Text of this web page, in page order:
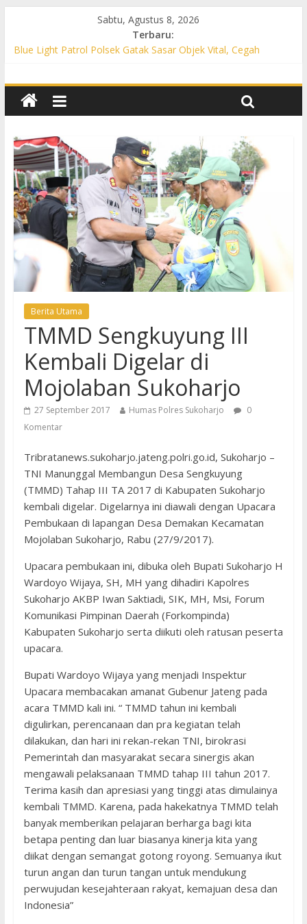
Sabtu, Agustus 8, 2026
Terbaru:
Blue Light Patrol Polsek Gatak Sasar Objek Vital, Cegah
Permukiman, Antisipasi 3C dan Gangguan Kamtibmas
Patroli KRYD Polsek Baki Sisir Titik Rawan, Cegah 3C hingga
Patroli Blue Light Polsek Nguter Sasar Perbankan hingga
Permukiman, Antisipasi 3C dan Gangguan Kamtibmas
Blue Light Patrol Polsek Tawangsari Sisir Belasan Desa, Cegah
Kejahatan 3C dan Gangguan Kamtibmas
Berita Utama
TMMD Sengkuyung III
Kembali Digelar di
Mojolaban Sukoharjo
27 September 2017 Humas Polres Sukoharjo
0
Komentar
Tribratanews.sukoharjo.jateng.polri.go.id, Sukoharjo –
TNI Manunggal Membangun Desa Sengkuyung
(TMMD) Tahap III TA 2017 di Kabupaten Sukoharjo
kembali digelar. Digelarnya ini diawali dengan Upacara
Pembukaan di lapangan Desa Demakan Kecamatan
Mojolaban Sukoharjo, Rabu (27/9/2017).
Upacara pembukaan ini, dibuka oleh Bupati Sukoharjo H
Wardoyo Wijaya, SH, MH yang dihadiri Kapolres
Sukoharjo AKBP Iwan Saktiadi, SIK, MH, Msi, Forum
Komunikasi Pimpinan Daerah (Forkompinda)
Kabupaten Sukoharjo serta diikuti oleh ratusan peserta
upacara.
Bupati Wardoyo Wijaya yang menjadi Inspektur
Upacara membacakan amanat Gubenur Jateng pada
acara TMMD kali ini. “ TMMD tahun ini kembali
digulirkan, perencanaan dan pra kegiatan telah
dilakukan, dan hari ini rekan-rekan TNI, birokrasi
Pemerintah dan masyarakat secara sinergis akan
mengawali pelaksanaan TMMD tahap III tahun 2017.
Terima kasih dan apresiasi yang tinggi atas dimulainya
kembali TMMD. Karena, pada hakekatnya TMMD telah
banyak memberikan pelajaran berharga bagi kita
betapa penting dan luar biasanya kinerja kita yang
diikat dengan semangat gotong royong. Semuanya ikut
turun angan dan turun tangan untuk mendukung
perwujudan kesejahteraan rakyat, kemajuan desa dan
Indonesia”